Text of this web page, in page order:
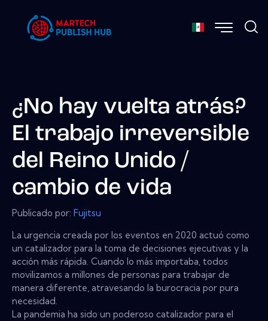
¿No hay vuelta atrás?
El trabajo irreversible
del Reino Unido /
cambio de vida
Publicado por: Fujitsu
La urgencia creada por los eventos en 2020 actuó como
un catalizador para la toma de decisiones ejecutivas y la
acción más rápida. Cuando lo más importaba, todos
movilizamos a millones de personas para trabajar de
manera diferente, atravesando la burocracia por pura
necesidad.
La pandemia ha sido un poderoso catalizador para el